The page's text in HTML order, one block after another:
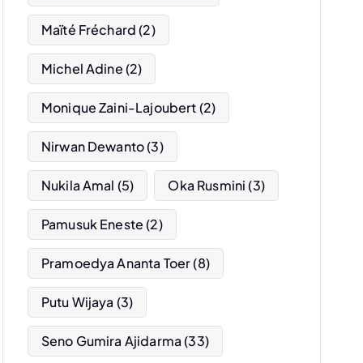
Maïté Fréchard(2)
Michel Adine(2)
Monique Zaini-Lajoubert(2)
Nirwan Dewanto(3)
Nukila Amal (5) Oka Rusmini(3)
Pamusuk Eneste(2)
Pramoedya Ananta Toer(8)
Putu Wijaya (3)
Seno Gumira Ajidarma(33)